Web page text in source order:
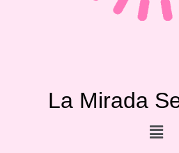
La Mirada